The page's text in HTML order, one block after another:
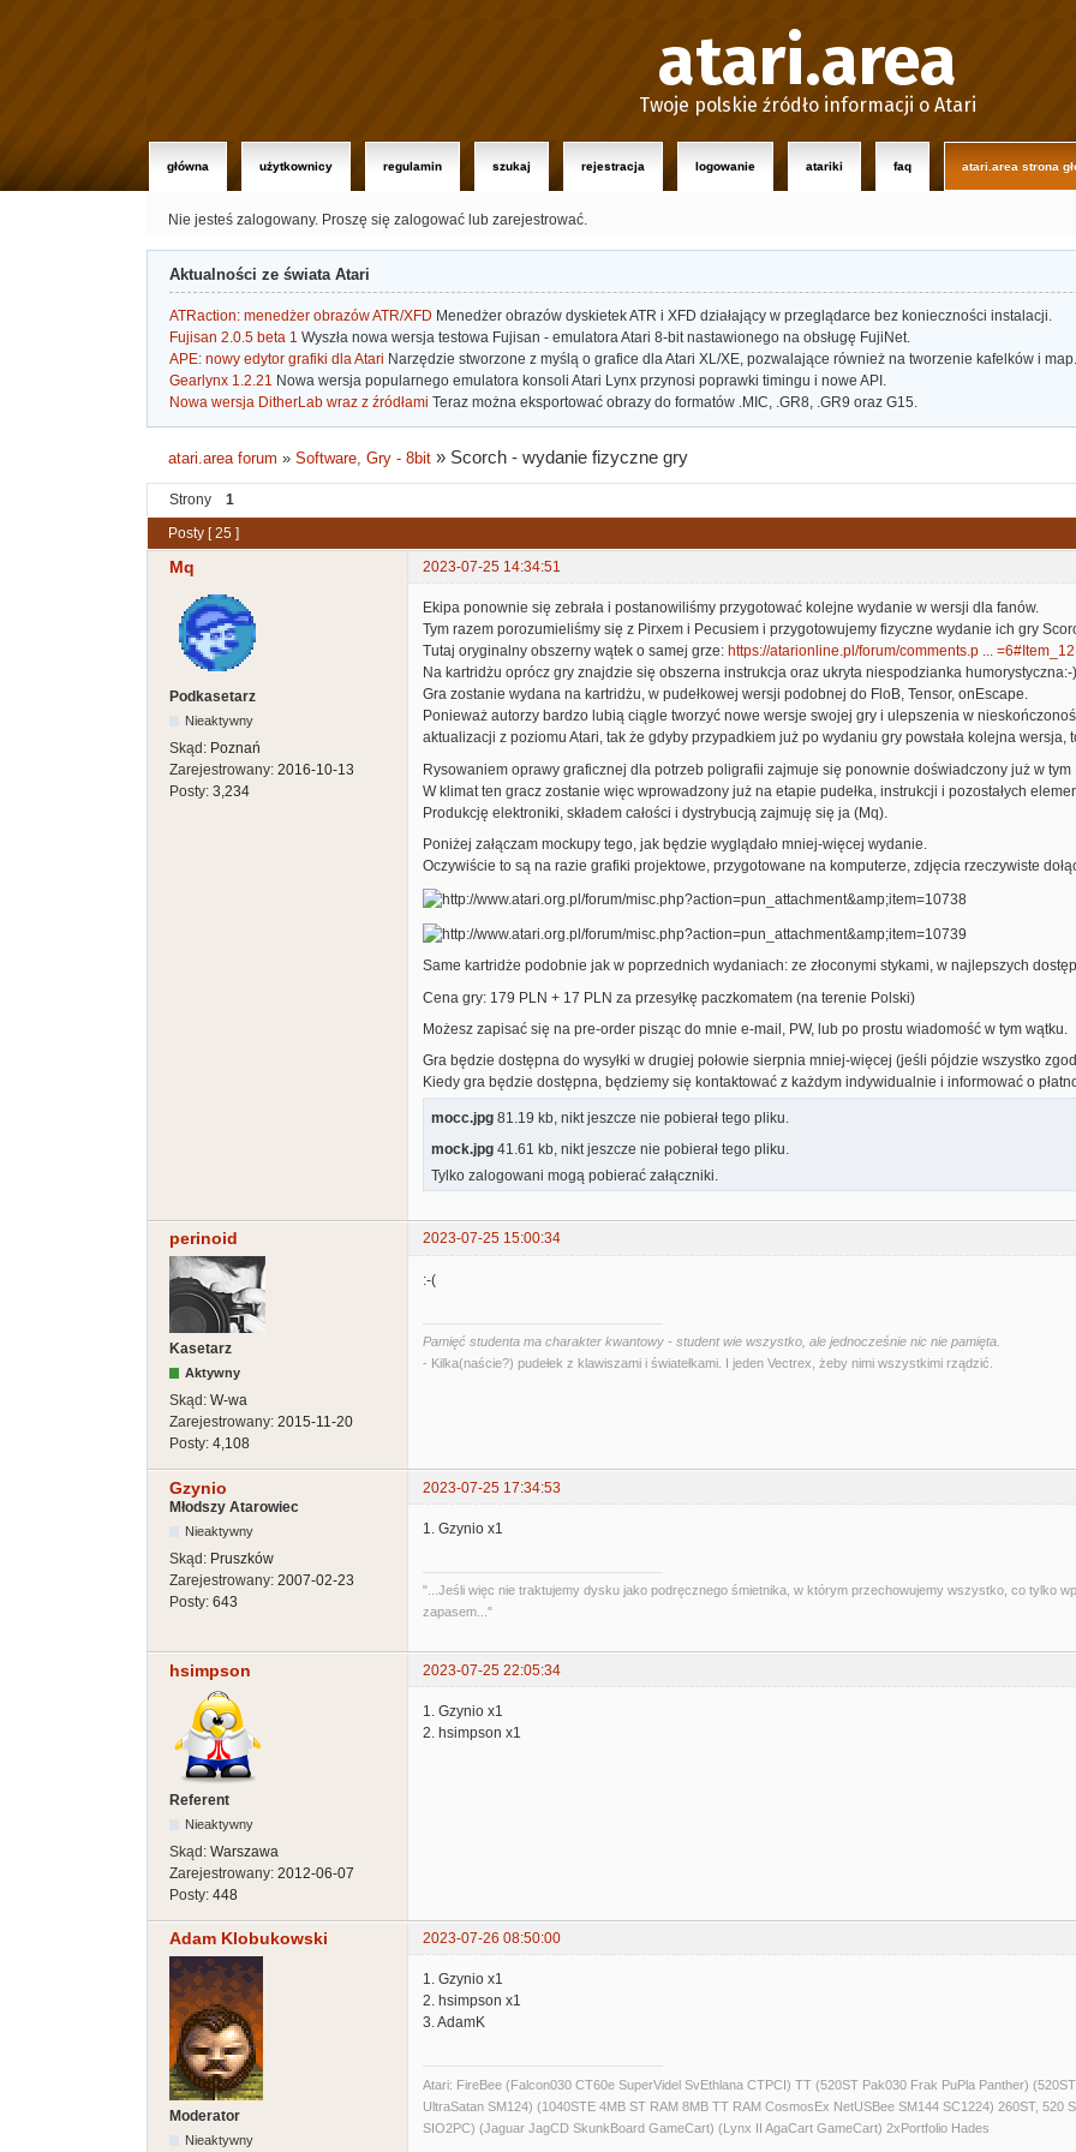
atari.area
Twoje polskie źródło informacji o Atari
główna użytkownicy regulamin szukaj rejestracja logowanie atariki faq atari.area strona
Nie jesteś zalogowany. Proszę się zalogować lub zarejestrować.
Aktualności ze świata Atari
ATRaction: menedżer obrazów ATR/XFD Menedżer obrazów dyskietek ATR i XFD działający w przeglądarce bez konieczności instalacji.
Fujisan 2.0.5 beta 1 Wyszła nowa wersja testowa Fujisan - emulatora Atari 8-bit nastawionego na obsługę FujiNet.
APE: nowy edytor grafiki dla Atari Narzędzie stworzone z myślą o grafice dla Atari XL/XE, pozwalające również na tworzenie kafelków i map.
Gearlynx 1.2.21 Nowa wersja popularnego emulatora konsoli Atari Lynx przynosi poprawki timingu i nowe API.
Nowa wersja DitherLab wraz z źródłami Teraz można eksportować obrazy do formatów .MIC, .GR8, .GR9 oraz G15.
atari.area forum »Software, Gry - 8bit » Scorch - wydanie fizyczne gry
Strony
1
Posty [ 25 ]
Mq 2023-07-25 14:34:51
Podkasetarz
Nieaktywny
Skąd: Poznań
Zarejestrowany: 2016-10-13
Posty: 3,234
Ekipa ponownie się zebrała i postanowiliśmy przygotować kolejne wydanie w wersji dla fanów.
Tym razem porozumieliśmy się z Pirxem i Pecusiem i przygotowujemy fizyczne wydanie ich gry
Tutaj oryginalny obszerny wątek o samej grze: https://atarionline.pl/forum/comments.p ... =6#Item_12
Na kartridżu oprócz gry znajdzie się obszerna instrukcja oraz ukryta niespodzianka humorystyczna:-)
Gra zostanie wydana na kartridżu, w pudełkowej wersji podobnej do FloB, Tensor, onEscape.
Ponieważ autorzy bardzo lubią ciągle tworzyć nowe wersje swojej gry i ulepszenia w
aktualizacji z poziomu Atari, tak że gdyby przypadkiem już po wydaniu gry powstała kolejna
Rysowaniem oprawy graficznej dla potrzeb poligrafii zajmuje się ponownie doświadczony już w
W klimat ten gracz zostanie więc wprowadzony już na etapie pudełka, instrukcji i pozostałych
Produkcję elektroniki, składem całości i dystrybucją zajmuję się ja (Mq).
Poniżej załączam mockupy tego, jak będzie wyglądało mniej-więcej wydanie.
Oczywiście to są na razie grafiki projektowe, przygotowane na komputerze, zdjęcia rzeczywiste
Same kartridże podobnie jak w poprzednich wydaniach: ze złoconymi stykami, w najlepszych
Cena gry: 179 PLN + 17 PLN za przesyłkę paczkomatem (na terenie Polski)
Możesz zapisać się na pre-order pisząc do mnie e-mail, PW, lub po prostu wiadomość w tym wątku.
Gra będzie dostępna do wysyłki w drugiej połowie sierpnia mniej-więcej (jeśli pójdzie wszystko
Kiedy gra będzie dostępna, będziemy się kontaktować z każdym indywidualnie i informować o
mocc.jpg 81.19 kb, nikt jeszcze nie pobierał tego pliku.
mock.jpg 41.61 kb, nikt jeszcze nie pobierał tego pliku.
Tylko zalogowani mogą pobierać załączniki.
perinoid 2023-07-25 15:00:34
Kasetarz
Aktywny
Skąd: W-wa
Zarejestrowany: 2015-11-20
Posty: 4,108
:-(
Pamięć studenta ma charakter kwantowy - student wie wszystko, ale jednocześnie nic nie pamięta.
- Kilka(naście?) pudełek z klawiszami i światełkami. I jeden Vectrex, żeby nimi wszystkimi rządzić.
Gzynio
2023-07-25 17:34:53
Młodszy Atarowiec
Nieaktywny
Skąd: Pruszków
Zarejestrowany: 2007-02-23
Posty: 643
1. Gzynio x1
"...Jeśli więc nie traktujemy dysku jako podręcznego śmietnika, w którym przechowujemy wszystko, co tylko
zapasem..."
hsimpson 2023-07-25 22:05:34
Referent
Nieaktywny
Skąd: Warszawa
Zarejestrowany: 2012-06-07
Posty: 448
1. Gzynio x1
2. hsimpson x1
Adam Klobukowski 2023-07-26 08:50:00
Moderator
Nieaktywny
1. Gzynio x1
2. hsimpson x1
3. AdamK
Atari: FireBee (Falcon030 CT60e SuperVidel SvEthlana CTPCI) TT (520ST Pak030 Frak PuPla Panther)
UltraSatan SM124) (1040STE 4MB ST RAM 8MB TT RAM CosmosEx NetUSBee SM144 SC1224) 260ST, 520
SIO2PC) (Jaguar JagCD SkunkBoard GameCart) (Lynx II AgaCart GameCart) 2xPortfolio Hades